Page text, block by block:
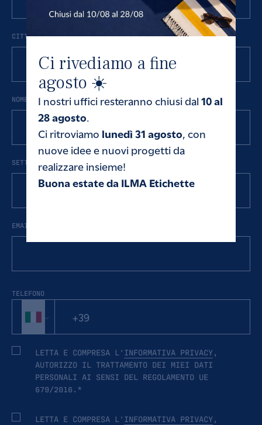
Ci rivediamo a fine
agosto ☀️
I nostri uffici resteranno chiusi dal10 al
28 agosto.
Ci ritroviamo lunedì 31 agosto, con
nuove idee e nuovi progetti da
realizzare insieme!
Buona estate da ILMA Etichette
CITTÀ
NOME E COGNOME
SETTORE
Seleziona uno o più settori interessati
EMAIL
TELEFONO
LETTA E COMPRESA L' INFORMATIVA PRIVACY ,
AUTORIZZO IL TRATTAMENTO DEI MIEI DATI
PERSONALI AI SENSI DEL REGOLAMENTO UE
679/2016.*
LETTA E COMPRESA L' INFORMATIVA PRIVACY ,